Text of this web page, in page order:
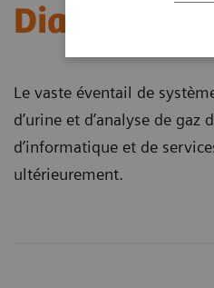
Diagnostic
Le vaste éventail de
d’urine et d’analyse de
d’informatique et de
ultérieurement.